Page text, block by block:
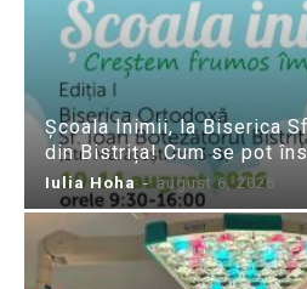
Școala Inimii, la Biserica
din Bistrița! Cum se pot
Iulia Hoha - august 6, 2026